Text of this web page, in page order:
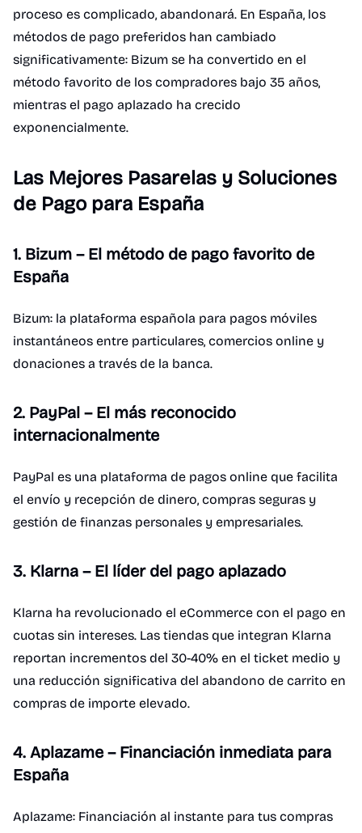
proceso es complicado, abandonará. En España, los
métodos de pago preferidos han cambiado
significativamente: Bizum se ha convertido en el
método favorito de los compradores bajo 35 años,
mientras el pago aplazado ha crecido
exponencialmente.
Las Mejores Pasarelas y Soluciones
de Pago para España
1. Bizum – El método de pago favorito de
España
Bizum: la plataforma española para pagos móviles
instantáneos entre particulares, comercios online y
donaciones a través de la banca.
2. PayPal – El más reconocido
internacionalmente
PayPal es una plataforma de pagos online que facilita
el envío y recepción de dinero, compras seguras y
gestión de finanzas personales y empresariales.
3. Klarna – El líder del pago aplazado
Klarna ha revolucionado el eCommerce con el pago en
cuotas sin intereses. Las tiendas que integran Klarna
reportan incrementos del 30-40% en el ticket medio y
una reducción significativa del abandono de carrito en
compras de importe elevado.
4. Aplazame – Financiación inmediata para
España
Aplazame: Financiación al instante para tus compras